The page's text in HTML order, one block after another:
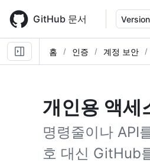
main
content
GitHub 문서
홈 인증 계정 보안
개인용 액세
명령줄이나 API
호 대신 GitHub